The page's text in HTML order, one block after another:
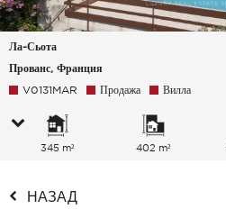
Ла-Сьота
Прованс, Франция
V0131MAR Продажа Вилла
345 m² 402 m²
НАЗАД